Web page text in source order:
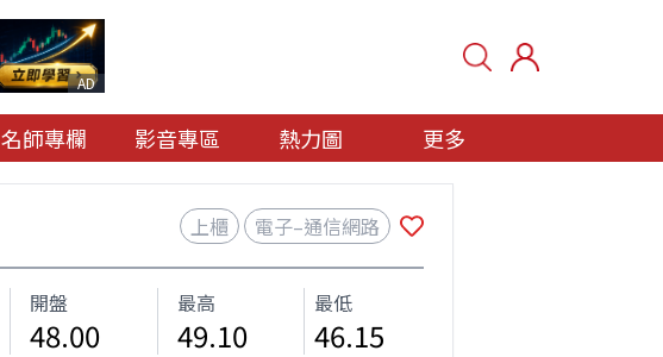
AD
名師專欄 影音專區 熱力圖 更多
上櫃 電子–通信網路
開盤
48.00
最高
49.10
最低
46.15